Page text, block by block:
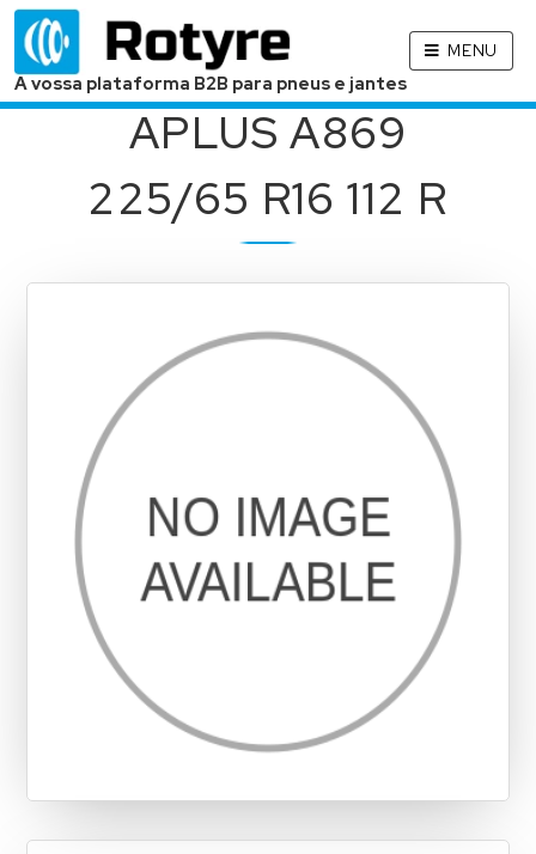
A vossa plataforma B2B para pneus e jantes
MENU
APLUS A869
225/65 R16 112 R